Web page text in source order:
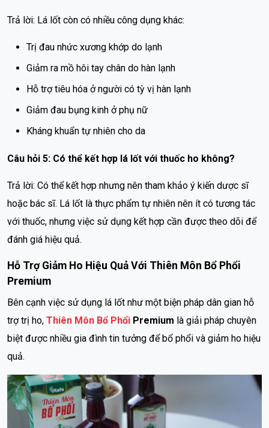
Trả lời: Lá lốt còn có nhiều công dụng khác:
Trị đau nhức xương khớp do lạnh
Giảm ra mồ hôi tay chân do hàn lạnh
Hỗ trợ tiêu hóa ở người có tỳ vị hàn lạnh
Giảm đau bụng kinh ở phụ nữ
Kháng khuẩn tự nhiên cho da
Câu hỏi 5: Có thể kết hợp lá lốt với thuốc ho không?
Trả lời: Có thể kết hợp nhưng nên tham khảo ý kiến dược sĩ
hoặc bác sĩ. Lá lốt là thực phẩm tự nhiên nên ít có tương tác
với thuốc, nhưng việc sử dụng kết hợp cần được theo dõi để
đánh giá hiệu quả.
Hỗ Trợ Giảm Ho Hiệu Quả Với Thiên Môn Bổ Phổi
Premium
Bên cạnh việc sử dụng lá lốt như một biện pháp dân gian hỗ
trợ trị ho, Thiên Môn Bổ Phổi Premium là giải pháp chuyên
biệt được nhiều gia đình tin tưởng để bổ phổi và giảm ho hiệu
quả.